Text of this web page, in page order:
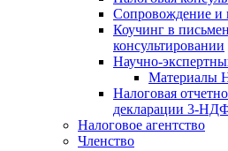
Cопровождение и
Коучинг в
консультировании
Научно-
Материалы
Налоговая
декларации 3-
Налоговое агентство
Членство